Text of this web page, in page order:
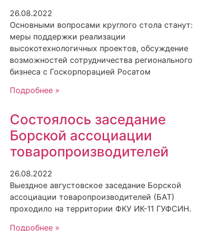
26.08.2022
Основными вопросами круглого стола станут:
меры поддержки реализации
высокотехнологичных проектов, обсуждение
возможностей сотрудничества регионального
бизнеса с Госкорпорацией Росатом
Подробнее »
Состоялось заседание
Борской ассоциации
товаропроизводителей
26.08.2022
Выездное августовское заседание Борской
ассоциации товаропроизводителей (БАТ)
проходило на территории ФКУ ИК-11 ГУФСИН.
Подробнее »